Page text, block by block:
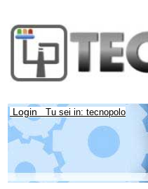
Login Tu sei in: tecnopolo